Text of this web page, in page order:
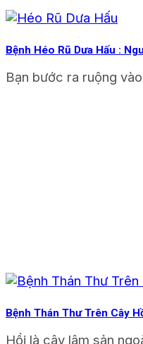
Bệnh Héo Rũ Dưa Hấu :
Bạn bước ra ruộng
Bệnh Thán Thư Trên Cây
Hồi là cây lâm sản